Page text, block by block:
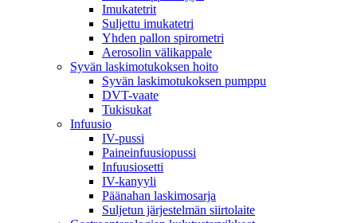
Imukatetrit
Suljettu imukatetri
Yhden pallon spirometri
Aerosolin välikappale
Syvän laskimotukoksen hoito
Syvän laskimotukoksen pumppu
DVT-vaate
Tukisukat
Infuusio
IV-pussi
Paineinfuusiopussi
Infuusiosetti
IV-kanyyli
Päänahan laskimosarja
Suljetun järjestelmän siirtolaite